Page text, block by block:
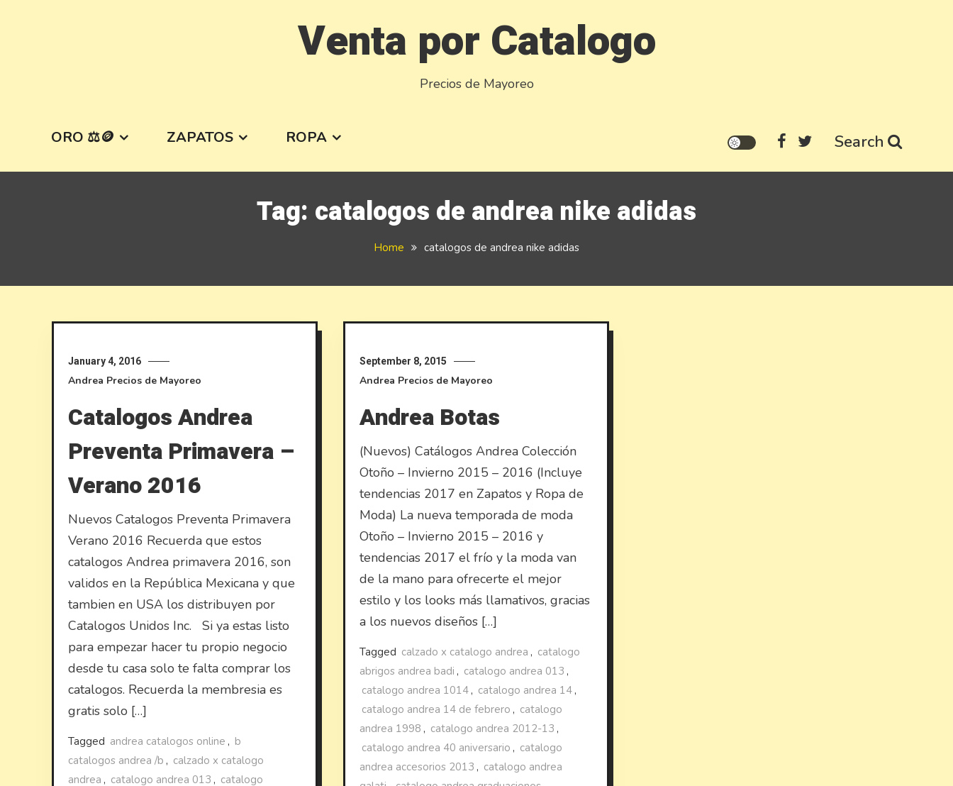
Venta por Catalogo
Precios de Mayoreo
ORO ⚖️🪙 ZAPATOS ROPA Search
Tag: catalogos de andrea nike adidas
Home catalogos de andrea nike adidas
January 4, 2016
Andrea Precios de Mayoreo
Catalogos Andrea
Preventa Primavera –
Verano 2016
Nuevos Catalogos Preventa Primavera
Verano 2016 Recuerda que estos
catalogos Andrea primavera 2016, son
validos en la República Mexicana y que
tambien en USA los distribuyen por
Catalogos Unidos Inc. Si ya estas listo
para empezar hacer tu propio negocio
desde tu casa solo te falta comprar los
catalogos. Recuerda la membresia es
gratis solo […]
Tagged andrea catalogos online , b
catalogos andrea /b , calzado x catalogo
andrea , catalogo andrea 013 , catalogo
September 8, 2015
Andrea Precios de Mayoreo
Andrea Botas
(Nuevos) Catálogos Andrea Colección
Otoño – Invierno 2015 – 2016 (Incluye
tendencias 2017 en Zapatos y Ropa de
Moda) La nueva temporada de moda
Otoño – Invierno 2015 – 2016 y
tendencias 2017 el frío y la moda van
de la mano para ofrecerte el mejor
estilo y los looks más llamativos, gracias
a los nuevos diseños […]
Tagged calzado x catalogo andrea , catalogo
abrigos andrea badi , catalogo andrea 013 ,
catalogo andrea 1014 , catalogo andrea 14 ,
catalogo andrea 14 de febrero , catalogo
andrea 1998 , catalogo andrea 2012-13 ,
catalogo andrea 40 aniversario , catalogo
andrea accesorios 2013 , catalogo andrea